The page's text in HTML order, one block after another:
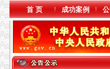
首 页 成功案例